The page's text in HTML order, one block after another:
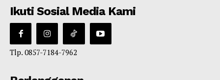
Ikuti Sosial Media Kami
Tlp. 0857-7184-7962